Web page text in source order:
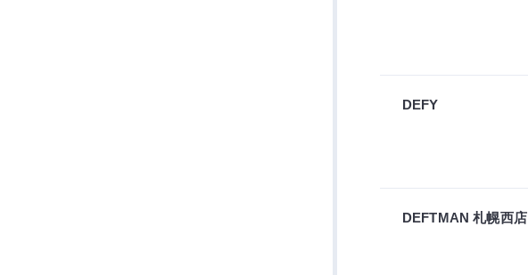
DEFY
DEFTMAN 札幌西店